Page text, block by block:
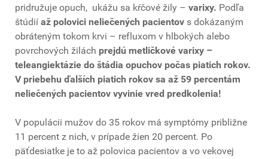
pridružuje opuch, ukážu sa kŕčové žily – varixy. Podľa
štúdií až polovici neliečených pacientov s dokázaným
obráteným tokom krvi – refluxom v hlbokých alebo
povrchových žilách prejdú metličkové varixy –
teleangiektázie do štádia opuchov počas piatich rokov.
V priebehu ďalších piatich rokov sa až 59 percentám
neliečených pacientov vyvinie vred predkolenia!
V populácii mužov do 35 rokov má symptómy približne
11 percent z nich, v prípade žien 20 percent. Po
päťdesiatke je to až polovica pacientov a vo vekovej